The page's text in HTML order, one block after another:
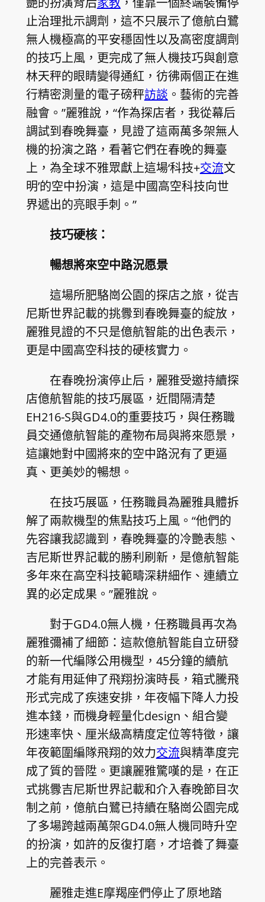
止治理批示調劑，這不只展示了億航白鷺
無人機極高的平安穩固性以及高密度調劑
的技巧上風，更完成了無人機技巧與創意
林天秤的眼睛變得通紅，彷彿兩個正在進
行精密測量的電子磅秤訪談 。藝術的完善
融會。”麗雅說，“作為探店者，我從幕后
調試到春晚舞臺，見證了這兩萬多架無人
機的扮演之路，看著它們在春晚的舞臺
上，為全球不雅眾獻上這場‘科技+交流文
明’的空中扮演，這是中國高空科技向世
界遞出的亮眼手刺。”
技巧硬核：
暢想將來空中路況愿景
這場所肥駱崗公園的探店之旅，從吉
尼斯世界記載的挑釁到春晚舞臺的綻放，
麗雅見證的不只是億航智能的出色表示，
更是中國高空科技的硬核實力。
在春晚扮演停止后，麗雅受邀持續探
店億航智能的技巧展區，近間隔清楚
EH216-S與GD4.0的重要技巧，與任務職
員交通億航智能的產物布局與將來愿景，
這讓她對中國將來的空中路況有了更逼
真、更美妙的暢想。
在技巧展區，任務職員為麗雅具體拆
解了兩款機型的焦點技巧上風。“他們的
先容讓我認識到，春晚舞臺的冷艷表態、
吉尼斯世界記載的勝利刷新，是億航智能
多年來在高空科技範疇深耕細作、連續立
異的必定成果。”麗雅說。
對于GD4.0無人機，任務職員再次為
麗雅彌補了細節：這款億航智能自立研發
的新一代編隊公用機型，45分鐘的續航
才能有用延伸了飛翔扮演時長，箱式騰飛
形式完成了疾速安排，年夜幅下降人力投
進本錢，而機身輕量化design、組合變
形速率快、厘米級高精度定位等特徵，讓
年夜範圍編隊飛翔的效力交流與精準度完
成了質的晉陞。更讓麗雅驚嘆的是，在正
式挑釁吉尼斯世界記載和介入春晚節目次
制之前，億航白鷺已持續在駱崗公園完成
了多場跨越兩萬架GD4.0無人機同時升空
的扮演，如許的反復打磨，才培養了舞臺
上的完善表示。
麗雅走進E摩羯座們停止了原地踏